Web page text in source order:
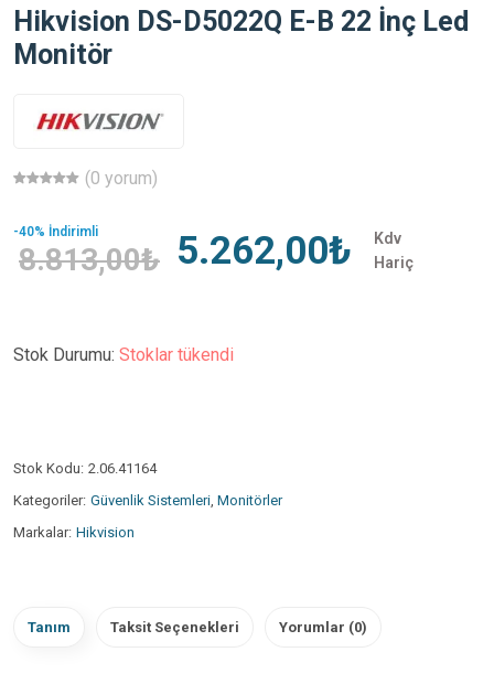
Hikvision DS-D5022Q E-B 22 İnç Led
Monitör
(0 yorum)
-40% İndirimli
8.813,00₺ 5.262,00₺
Kdv
Hariç
Stok Durumu: Stoklar tükendi
Stok Kodu: 2.06.41164
Kategoriler: Güvenlik Sistemleri, Monitörler
Markalar: Hikvision
Tanım Taksit Seçenekleri Yorumlar (0)